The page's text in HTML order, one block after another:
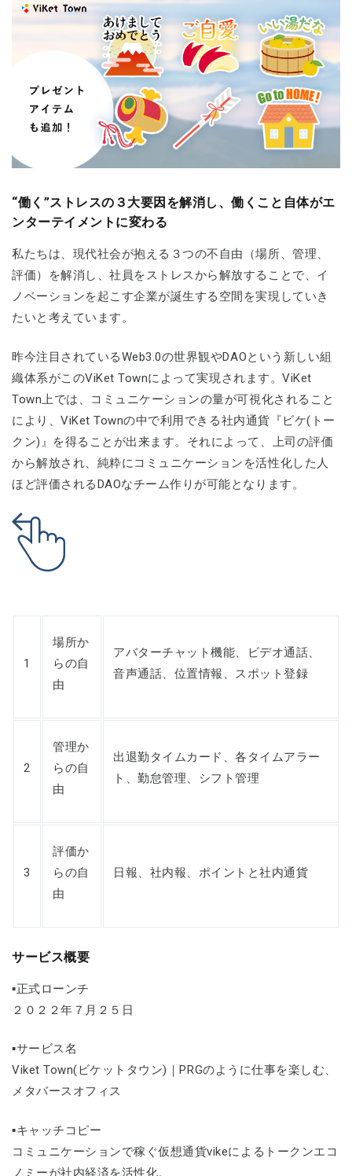
“働く”ストレスの３大要因を解消し、働くこと自体がエ
ンターテイメントに変わる
私たちは、現代社会が抱える３つの不自由（場所、管理、
評価）を解消し、社員をストレスから解放することで、イ
ノベーションを起こす企業が誕生する空間を実現していき
たいと考えています。
昨今注目されているWeb3.0の世界観やDAOという新しい組
織体系がこのViKet Townによって実現されます。ViKet
Town上では、コミュニケーションの量が可視化されること
により、ViKet Townの中で利用できる社内通貨『ビケ(トー
クン)』を得ることが出来ます。それによって、上司の評価
から解放され、純粋にコミュニケーションを活性化した人
ほど評価されるDAOなチーム作りが可能となります。
1
場所か
らの自
由
アバターチャット機能、ビデオ通話、
音声通話、位置情報、スポット登録
2
管理か
らの自
由
出退勤タイムカード、各タイムアラー
ト、勤怠管理、シフト管理
3
評価か
らの自
由
日報、社内報、ポイントと社内通貨
サービス概要
▪正式ローンチ
２０２２年７月２５日
▪サービス名
Viket Town(ビケットタウン)｜PRGのように仕事を楽しむ、
メタバースオフィス
▪キャッチコピー
コミュニケーションで稼ぐ仮想通貨vikeによるトークンエコ
ノミーが社内経済を活性化。